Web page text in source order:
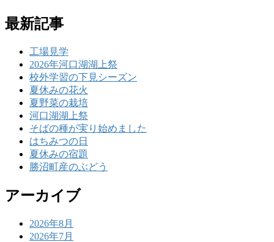
最新記事
工場見学
2026年河口湖湖上祭
校外学習の下見シーズン
夏休みの花火
夏野菜の栽培
河口湖湖上祭
そばの種が実り始めました
はちみつの日
夏休みの宿題
勝沼町産のぶどう
アーカイブ
2026年8月
2026年7月